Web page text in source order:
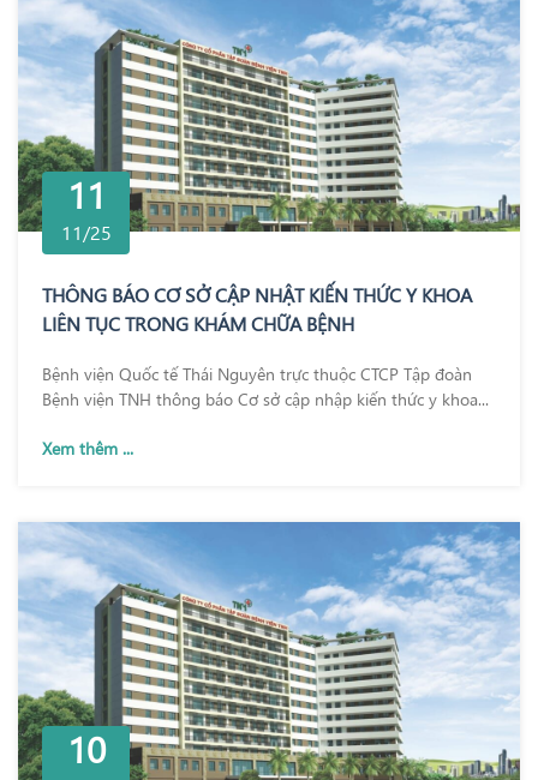
11
11/25
THÔNG BÁO CƠ SỞ CẬP NHẬT KIẾN THỨC Y KHOA
LIÊN TỤC TRONG KHÁM CHỮA BỆNH
Bệnh viện Quốc tế Thái Nguyên trực thuộc CTCP Tập đoàn
Bệnh viện TNH thông báo Cơ sở cập nhập kiến thức y khoa...
Xem thêm ...
10